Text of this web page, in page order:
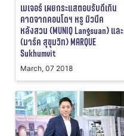
เมเจอร์ เผยกระแสตอบรับดีเกิน
คาดจากคอนโดฯ หรู มิวนีค
หลังสวน (MUNIQ Langsuan) และ
(มาร์ค สุขุมวิท) MARQUE
Sukhumvit
March, 07 2018